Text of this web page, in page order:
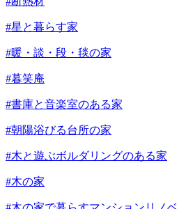
#星と暮らす家
#暖・談・段・毯の家
#暮笑庵
#書庫と音楽室のある家
#朝陽浴びる台所の家
#木と遊ぶボルダリングのある家
#木の家